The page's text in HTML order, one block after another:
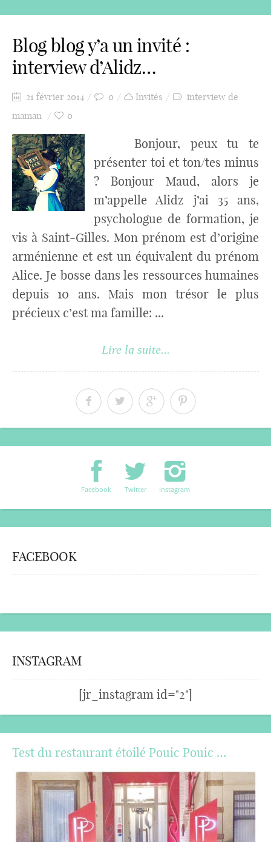
Blog blog y’a un invité :
interview d’Alidz…
21 février 2014 0 Invités
interview de
maman
0
Bonjour, peux tu te
présenter toi et ton/tes minus
? Bonjour Maud, alors je
m’appelle Alidz j’ai 35 ans,
psychologue de formation, je
vis à Saint-Gilles. Mon prénom est d’origine
arménienne et est un équivalent du prénom
Alice. Je bosse dans les ressources humaines
depuis 10 ans. Mais mon trésor le plus
précieux c’est ma famille: ...
Lire la suite...
Facebook Twitter Instagram
FACEBOOK
INSTAGRAM
[jr_instagram id="2"]
Test du restaurant étoilé Pouic Pouic …